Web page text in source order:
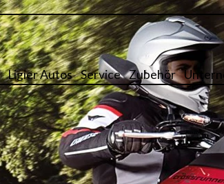
Ligier Autos Service Zubehör